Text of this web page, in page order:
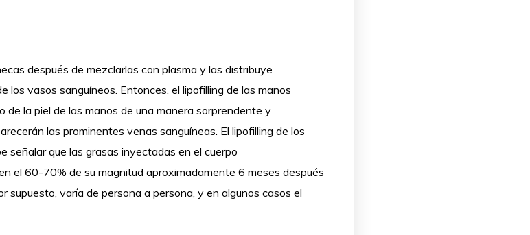
después de mezclarlas con plasma y las distribuye
los vasos sanguíneos. Entonces, el lipofilling de las manos
de la piel de las manos de una manera sorprendente y
las prominentes venas sanguíneas. El lipofilling de los
señalar que las grasas inyectadas en el cuerpo
el 60-70% de su magnitud aproximadamente 6 meses después
supuesto, varía de persona a persona, y en algunos casos el